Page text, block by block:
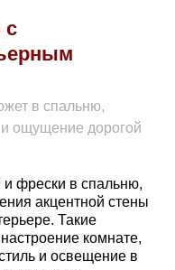
с
в спальню,
ощущение дорогой
фрески в спальню,
акцентной стены
Такие
комнате,
и освещение в